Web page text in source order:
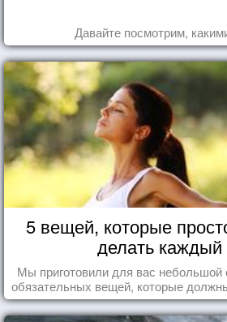
Давайте посмотрим,
5 вещей, которые
делать каждый
Мы приготовили для вас небольшой
обязательных вещей, которые
дня.